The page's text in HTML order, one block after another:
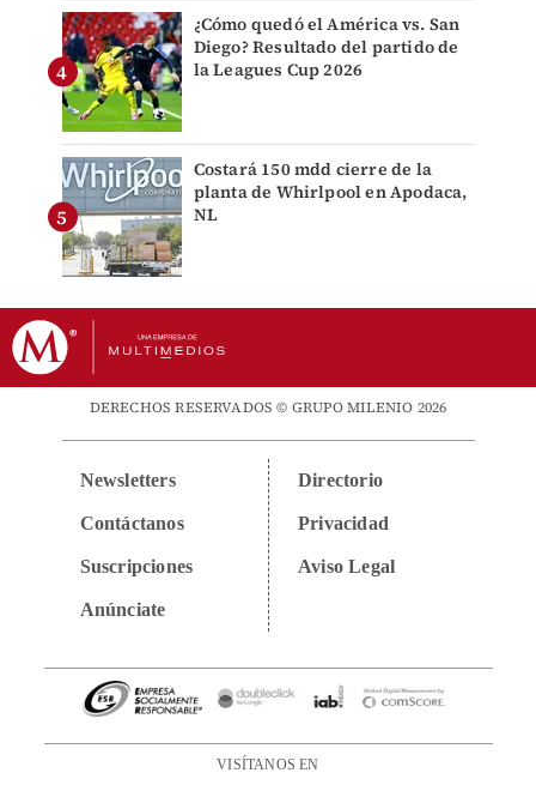
¿Cómo quedó el América vs. San
Diego? Resultado del partido de
la Leagues Cup 2026
Costará 150 mdd cierre de la
planta de Whirlpool en Apodaca,
NL
DERECHOS RESERVADOS © GRUPO MILENIO 2026
Newsletters
Contáctanos
Suscripciones
Anúnciate
Directorio
Privacidad
Aviso Legal
VISÍTANOS EN